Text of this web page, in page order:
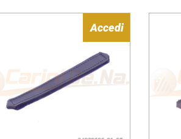
Accedi